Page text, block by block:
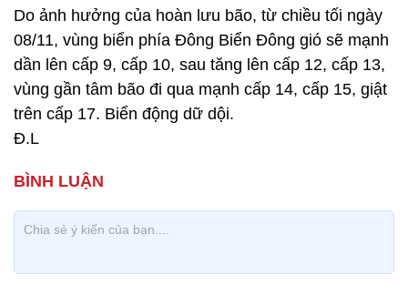
Do ảnh hưởng của hoàn lưu bão, từ chiều tối ngày
08/11, vùng biển phía Đông Biển Đông gió sẽ mạnh
dần lên cấp 9, cấp 10, sau tăng lên cấp 12, cấp 13,
vùng gần tâm bão đi qua mạnh cấp 14, cấp 15, giật
trên cấp 17. Biển động dữ dội.
Đ.L